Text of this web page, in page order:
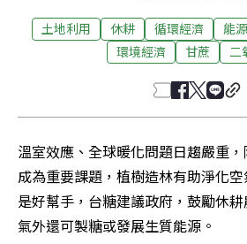
土地利用 休耕 循環經濟 能
環境經濟
甘蔗 二
溫室效應、全球暖化問題日趨嚴重
成為重要課題，植樹造林有助淨化
是好幫手，台糖建議政府，鼓勵休
氣外還可製糖或發展生質能源。